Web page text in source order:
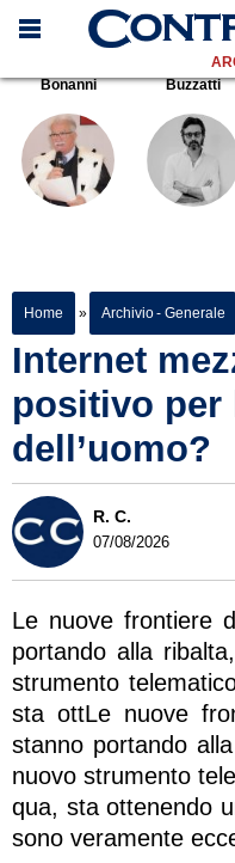
Bonanni
Buzzatti
Home » Archivio - Generale
Internet
positivo per
dell’uomo?
R. C.
07/08/2026
Le nuove frontiere
portando alla
strumento
sta ottLe nuove
stanno portando
nuovo strumento
qua, sta ottenendo
sono veramente